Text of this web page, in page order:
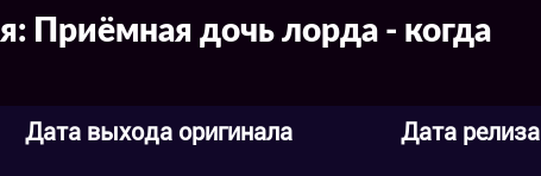
Приёмная дочь лорда - когда
Дата выхода оригинала
Дата релиза